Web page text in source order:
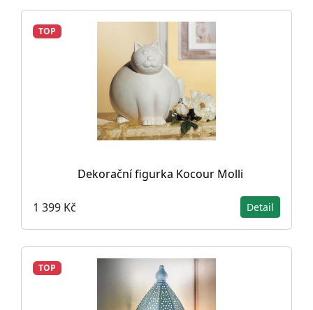
TOP
Dekorační figurka Kocour Molli
1 399 Kč Detail
TOP